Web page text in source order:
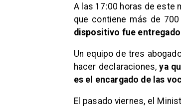
​A las 17:00 horas de este
que contiene más de
dispositivo fue
Un equipo de tres
hacer declaraciones,ya
es el encargado de las
El pasado viernes, el